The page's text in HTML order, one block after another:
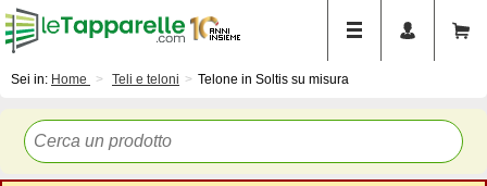
Sei in: Home Teli e teloni Telone in Soltis su misura